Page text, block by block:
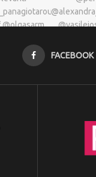
FACEBOOK